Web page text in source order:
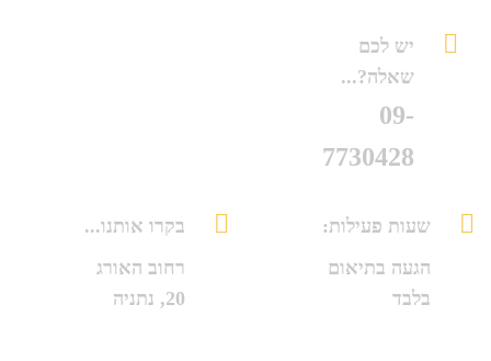
יש לכם
שאלה?...
09-
7730428
בקרו אותנו...
רחוב האורג
20, נתניה
שעות פעילות:
הגעה בתיאום
בלבד